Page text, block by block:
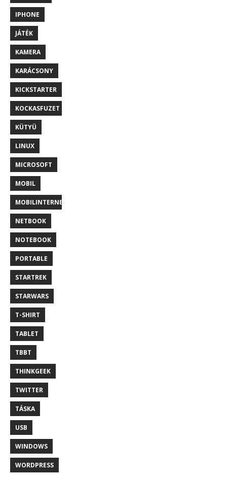
IPHONE
JÁTÉK
KAMERA
KARÁCSONY
KICKSTARTER
KOCKASFUZET
KÜTYÜ
LINUX
MICROSOFT
MOBIL
MOBILINTERNET
NETBOOK
NOTEBOOK
PORTABLE
STARTREK
STARWARS
T-SHIRT
TABLET
TBBT
THINKGEEK
TWITTER
TÁSKA
USB
WINDOWS
WORDPRESS